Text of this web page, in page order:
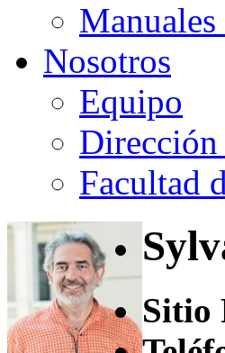
Nosotros
Equipo
Dirección
Facultad
Sitio